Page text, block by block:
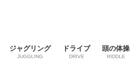
ジャグリング
JUGGLING
ドライブ
DRIVE
頭の体操
RIDDLE